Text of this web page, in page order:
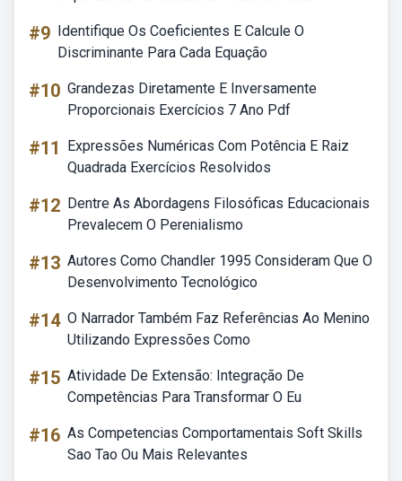
#9 Identifique Os Coeficientes E Calcule O
Discriminante Para Cada Equação
#10 Grandezas Diretamente E Inversamente
Proporcionais Exercícios 7 Ano Pdf
#11
Expressões Numéricas Com Potência E Raiz
Quadrada Exercícios Resolvidos
#12 Dentre As Abordagens Filosóficas Educacionais
Prevalecem O Perenialismo
#13 Autores Como Chandler 1995 Consideram Que O
Desenvolvimento Tecnológico
#14 O Narrador Também Faz Referências Ao Menino
Utilizando Expressões Como
#15 Atividade De Extensão: Integração De
Competências Para Transformar O Eu
#16 As Competencias Comportamentais Soft Skills
Sao Tao Ou Mais Relevantes